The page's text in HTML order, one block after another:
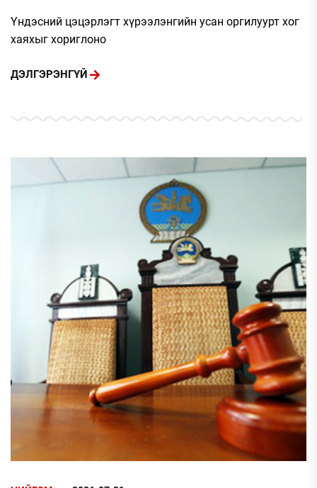
Үндэсний цэцэрлэгт хүрээлэнгийн усан оргилуурт хог
хаяхыг хориглоно
ДЭЛГЭРЭНГҮЙ